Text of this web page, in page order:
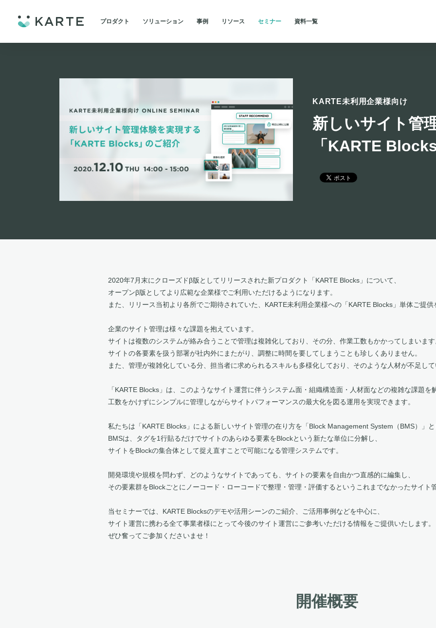
プロダクト
for Site Management
KARTE Blocks
サイトをBlockで管理
チャットでの双方向コミュ
ニケーション
KARTE Message
マルチチャネルでの単方向
メッセージ
ソリューション
小売・アパレル Shopifyで活用する
データ活用を促進する
部門別
カスタマーサクセス
事例
導入企業・業界
リソース
よくあるご質問
ギャラリー
CX Platform
セミナー 資料一覧
KARTE未利用企業様向け
新しいサイト管
「KARTE
2020年7月末にクローズドβ版としてリリースされた新プロダクト「KARTE Blocks」について、
オープンβ版としてより広範な企業様でご利用いただけるようになります。
また、リリース当初より各所でご期待されていた、KARTE未利用企業様への「KARTE Blocks」単体ご提供
企業のサイト管理は様々な課題を抱えています。
サイトは複数のシステムが絡み合うことで管理は複雑化しており、その分、作業工数もかかってしまいます
サイトの各要素を扱う部署が社内外にまたがり、調整に時間を要してしまうことも珍しくありません。
また、管理が複雑化している分、担当者に求められるスキルも多様化しており、そのような人材が不足して
「KARTE Blocks」は、このようなサイト運営に伴うシステム面・組織構造面・人材面などの複雑な課題を
工数をかけずにシンプルに管理しながらサイトパフォーマンスの最大化を図る運用を実現できます。
私たちは「KARTE Blocks」による新しいサイト管理の在り方を「Block Management System（BMS）」と
BMSは、タグを1行貼るだけでサイトのあらゆる要素をBlockという新たな単位に分解し、
サイトをBlockの集合体として捉え直すことで可能になる管理システムです。
開発環境や規模を問わず、どのようなサイトであっても、サイトの要素を自由かつ直感的に編集し、
その要素群をBlockごとにノーコード・ローコードで整理・管理・評価するというこれまでなかったサイト
当セミナーでは、KARTE Blocksのデモや活用シーンのご紹介、ご活用事例などを中心に、
サイト運営に携わる全て事業者様にとって今後のサイト運営にご参考いただける情報をご提供いたします。
ぜひ奮ってご参加くださいませ！
開催概要